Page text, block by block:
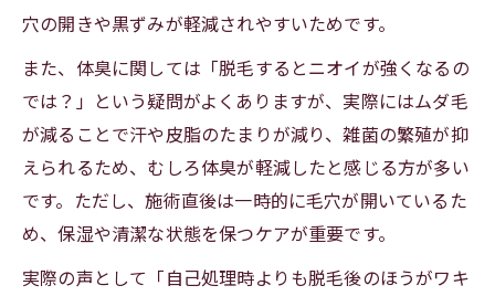
穴の開きや黒ずみが軽減されやすいためです。
また、体臭に関しては「脱毛するとニオイが強くなるの
では？」という疑問がよくありますが、実際にはムダ毛
が減ることで汗や皮脂のたまりが減り、雑菌の繁殖が抑
えられるため、むしろ体臭が軽減したと感じる方が多い
です。ただし、施術直後は一時的に毛穴が開いているた
め、保湿や清潔な状態を保つケアが重要です。
実際の声として「自己処理時よりも脱毛後のほうがワキ